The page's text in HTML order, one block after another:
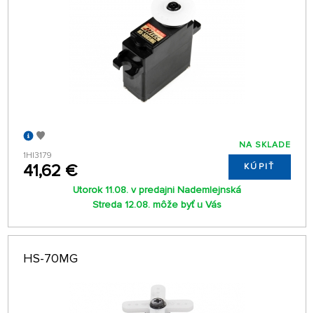
1HI3179
41,62 €
NA SKLADE
KÚPIŤ
Utorok 11.08. v predajni Nademlejnská
Streda 12.08. môže byť u Vás
HS-70MG